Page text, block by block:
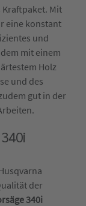
Kraftpaket. Mit
eine konstant
und
mit einem
Holz
und des
gut in der
der
340i